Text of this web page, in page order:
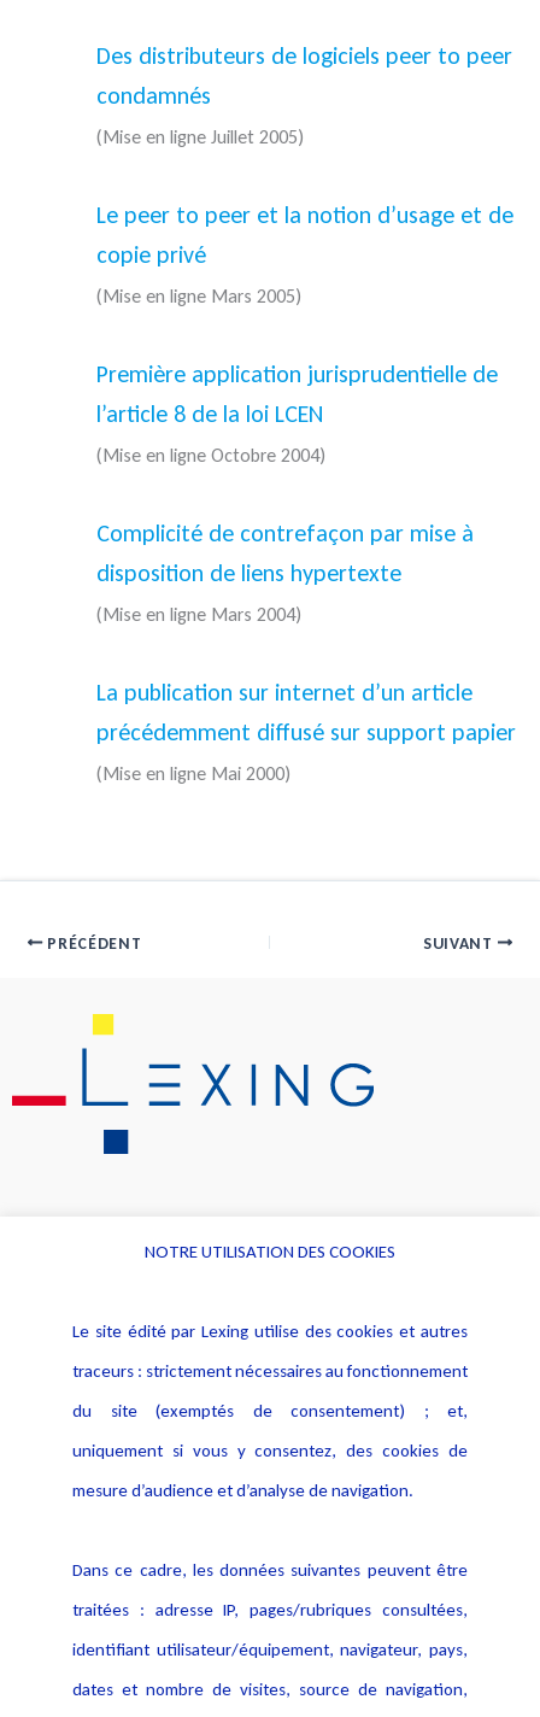
Des distributeurs de logiciels peer to peer
condamnés
(Mise en ligne Juillet 2005)
Le peer to peer et la notion d’usage et de
copie privé
(Mise en ligne Mars 2005)
Première application jurisprudentielle de
l’article 8 de la loi LCEN
(Mise en ligne Octobre 2004)
Complicité de contrefaçon par mise à
disposition de liens hypertexte
(Mise en ligne Mars 2004)
La publication sur internet d’un article
précédemment diffusé sur support papier
(Mise en ligne Mai 2000)
PRÉCÉDENT SUIVANT
Alerte professionnelle
Déclaration d'accessibilité
Notice Légale
Politique de protection des
données
Publications
NOTRE UTILISATION DES COOKIES
Le site édité par Lexing utilise des cookies et autres
traceurs : strictement nécessaires au fonctionnement
du site (exemptés de consentement) ; et,
uniquement si vous y consentez, des cookies de
mesure d’audience et d’analyse de navigation.
Dans ce cadre, les données suivantes peuvent être
traitées : adresse IP, pages/rubriques consultées,
identifiant utilisateur/équipement, navigateur, pays,
dates et nombre de visites, source de navigation,